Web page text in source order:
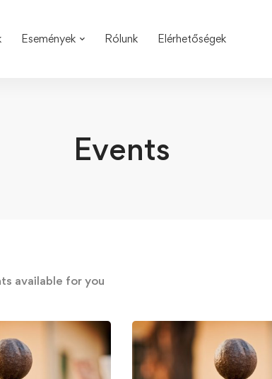
Események Rólunk Elérhetőségek
Events
available for you